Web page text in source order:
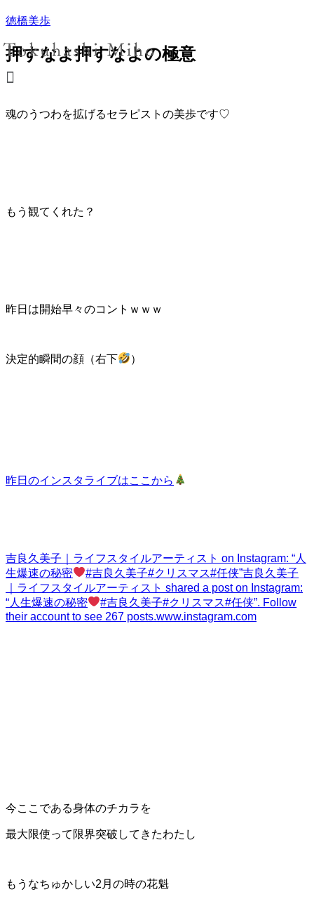
徳橋美歩
押すなよ押すなよの極意
魂のうつわを拡げるセラピストの美歩です♡
もう観てくれた？
昨日は開始早々のコントｗｗｗ
決定的瞬間の顔（右下 ）
昨日のインスタライブはここから
吉良久美子｜ライフスタイルアーティスト on Instagram: “人
生爆速の秘密
#吉良久美子#クリスマス#任侠”吉良久美子
｜ライフスタイルアーティスト shared a post on Instagram:
“人生爆速の秘密
#吉良久美子#クリスマス#任侠”. Follow
their account to see 267 posts.www.instagram.com
今ここである身体のチカラを
最大限使って限界突破してきたわたし
もうなちゅかしい2月の時の花魁